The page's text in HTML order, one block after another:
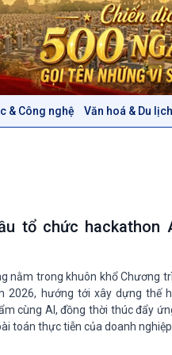
& Công nghệ Văn hoá & Du lịch
Biên cương - Một dải
Multimedia
tổ chức hackathon
nằm trong khuôn khổ Chương
2026, hướng tới xây dựng thế
cùng AI, đồng thời thúc đẩy
toán thực tiễn của doanh nghiệp